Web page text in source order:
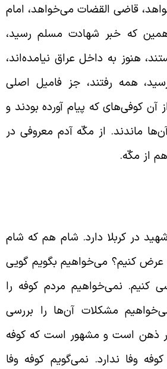
قاضی القضات می‌خواهد، امام
که خبر شهادت مسلم رسید،
هنوز به داخل عراق نیامده‌اند،
همه رفتند، جز فامیل اصلی
کوفی‌های که پیام آورده بودند و
ماندند. از مکّه آدم معروفی در
از مکّه.
در کربلا دارد. شام هم که شام
کنیم؟ می‌خواهیم بگویم گویی
کنیم. نمی‌خواهیم مردم کوفه را
مشکلات آن‌ها را بررسی
ذهن است و مشهور است که کوفه
وفا ندارد. نمی‌گویم کوفه وفا